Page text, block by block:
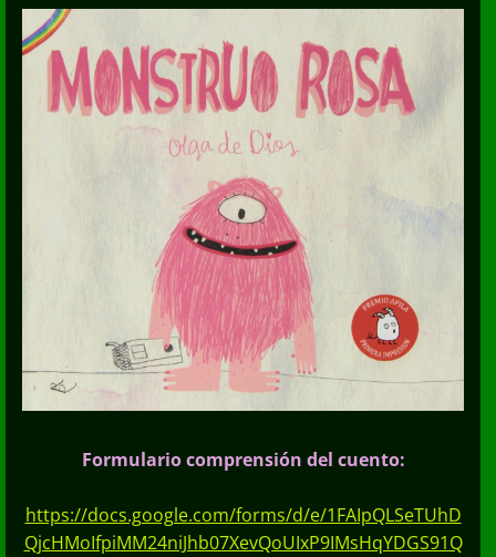
Formulario comprensión del cuento:
https://docs.google.com/forms/d/e/1FAIpQLSeTUhD
QjcHMoIfpiMM24niJhb07XevQoUIxP9IMsHqYDGS91Q